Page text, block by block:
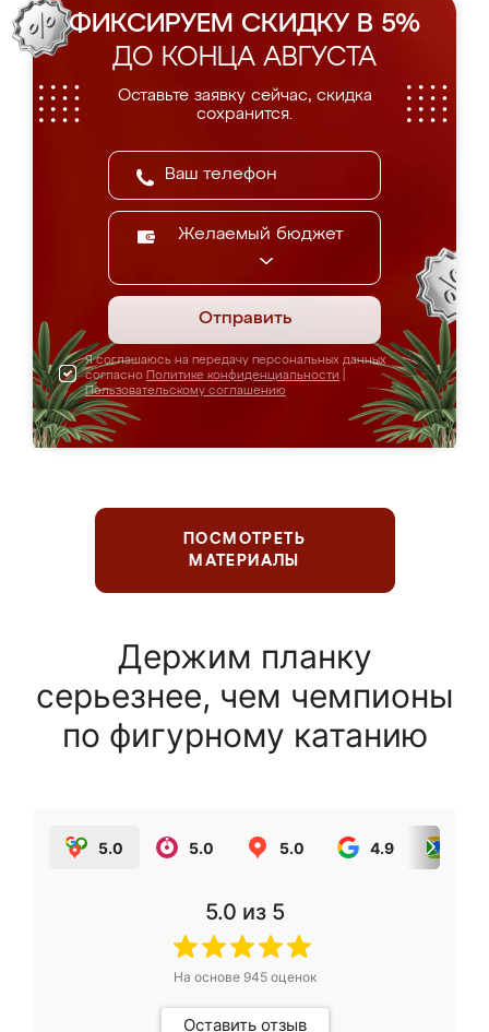
ФИКСИРУЕМ СКИДКУ В 5%
ДО КОНЦА АВГУСТА
Оставьте заявку сейчас, скидка
сохранится.
Желаемый бюджет
Отправить
Я соглашаюсь на передачу персональных данных
согласно Политике конфиденциальности
Пользовательскому соглашению
ПОСМОТРЕТЬ
МАТЕРИАЛЫ
Держим планку
серьезнее, чем чемпионы
по фигурному катанию
5.0 5.0 5.0 4.9
5.0 из 5
На основе 945оценок
Оставить отзыв